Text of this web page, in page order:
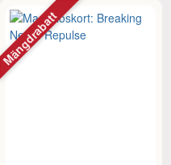
Mängdrabatt